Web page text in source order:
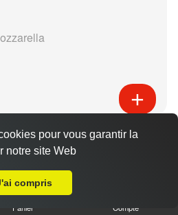
jambon,
Panier Compte
pour vous garantir la
notre site Web
compris